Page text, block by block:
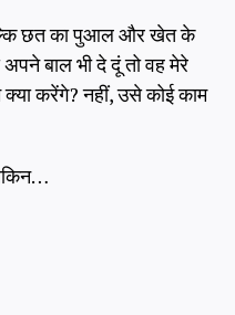
छत का पुआल और खेत के
बाल भी दे दूं तो वह मेरे
करेंगे? नहीं, उसे कोई काम